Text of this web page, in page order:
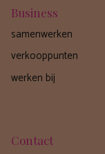
Business
samenwerken
verkooppunten
werken bij
Contact